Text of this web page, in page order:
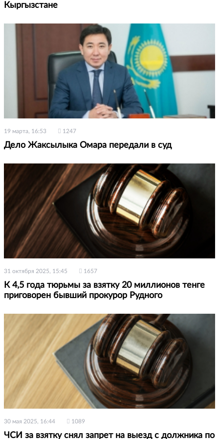
Кыргызстане
19 марта, 16:53 1247
Дело Жаксылыка Омара передали в суд
31 октября 2025, 15:45 1657
К 4,5 года тюрьмы за взятку 20 миллионов тенге
приговорен бывший прокурор Рудного
30 мая 2025, 16:44 1089
ЧСИ за взятку снял запрет на выезд с должника по